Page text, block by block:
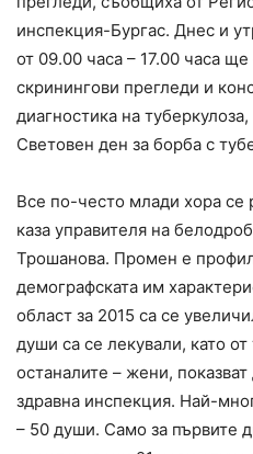
инспекция-Бургас. Днес и
от 09.00 часа – 17.00 часа
скринингови прегледи и
диагностика на
Световен ден за борба с
Все по-често млади хора се
каза управителя на
Трошанова. Промен е
демографската им
област за 2015 са се
души са се лекували, като
останалите – жени,
здравна инспекция. Най-
– 50 души. Само за първите